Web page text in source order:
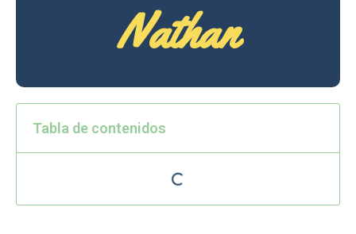
Nathan
Tabla de contenidos